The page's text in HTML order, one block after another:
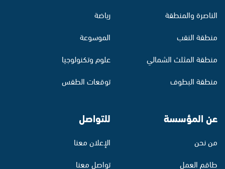
الناصرة والمنطقة
منطقة النقب
منطقة المثلث الشمالي
منطقة البطوف
رياضة
الموسوعة
علوم وتكنولوجيا
توقعات الطقس
عن المؤسسة
من نحن
طاقم العمل
للتواصل
الإعلان معنا
تواصل معنا